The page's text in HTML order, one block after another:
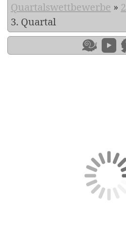
Quartalswettbewerbe »
3. Quartal